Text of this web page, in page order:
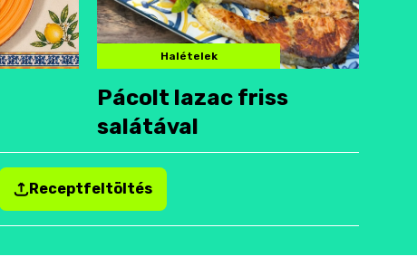
Halételek
Pácolt lazac friss
salátával
Receptfeltöltés